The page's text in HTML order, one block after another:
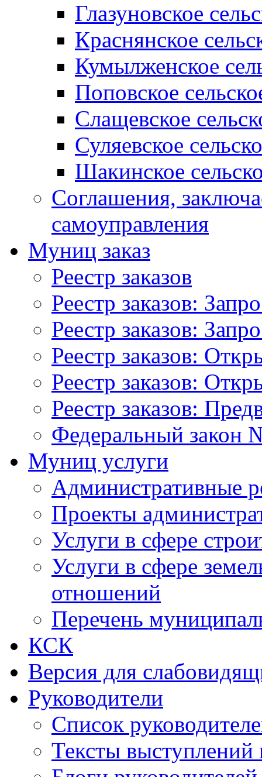
Глазуновское
Краснянское
Кумылженское
Поповское
Слащевское
Суляевское
Шакинское
Соглашения,
самоуправления
Муниц заказ
Реестр заказов
Реестр заказов:
Реестр заказов:
Реестр заказов:
Реестр заказов:
Реестр заказов:
Федеральный закон
Муниц услуги
Административные
Проекты
Услуги в сфере
Услуги в сфере
отношений
Перечень
КСК
Версия для
Руководители
Список
Тексты выступлений